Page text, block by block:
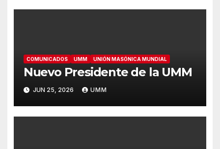
COMUNICADOS UMM UNIÓN MASÓNICA MUNDIAL
Nuevo Presidente de la UMM
JUN 25, 2026 UMM